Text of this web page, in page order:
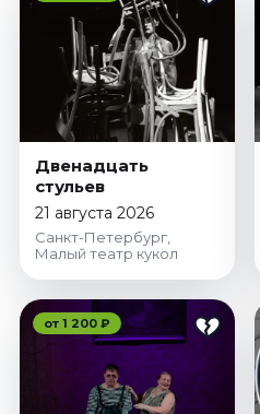
Двенадцать
стульев
21 августа 2026
Санкт-Петербург,
Малый театр кукол
от 1 200 ₽